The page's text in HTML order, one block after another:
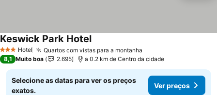
3 EstrelasHotel Quartos com vistas para a montanha
Keswick Park Hotel
8,1 Muito boa 2.695 a 0.2 km de Centro da cidade
Selecione as datas para ver os preços
exatos.
Ver preços